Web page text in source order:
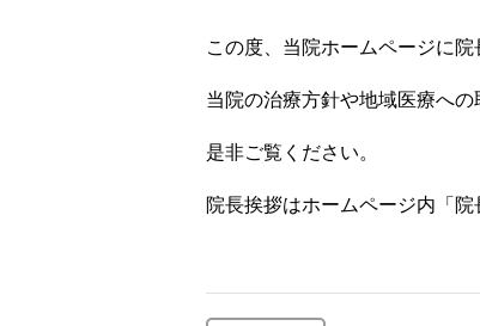
この度、当院ホームページに院
当院の治療方針や地域医療へ
是非ご覧ください。
院長挨拶はホームページ内「院